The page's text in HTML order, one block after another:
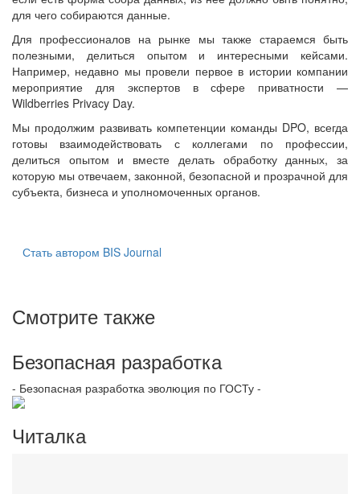
для чего собираются данные.
Для профессионалов на рынке мы также стараемся быть
полезными, делиться опытом и интересными кейсами.
Например, недавно мы провели первое в истории компании
мероприятие для экспертов в сфере приватности —
Wildberries Privacy Day.
Мы продолжим развивать компетенции команды DPO, всегда
готовы взаимодействовать с коллегами по профессии,
делиться опытом и вместе делать обработку данных, за
которую мы отвечаем, законной, безопасной и прозрачной для
субъекта, бизнеса и уполномоченных органов.
Стать автором BIS Journal
Смотрите также
Безопасная разработка
- Безопасная разработка эволюция по ГОСТу -
Читалка